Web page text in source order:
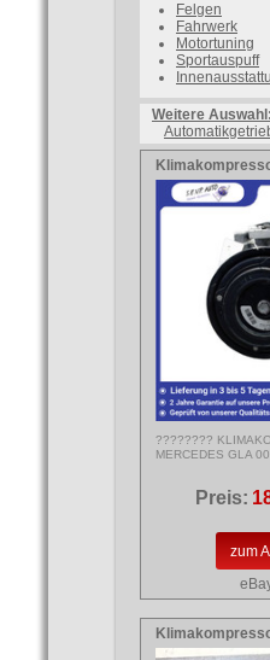
Felgen
Fahrwerk
Motortuning
Sportauspuff
Weitere Auswahl:
????????
MERCEDES GLA
Preis:
zum